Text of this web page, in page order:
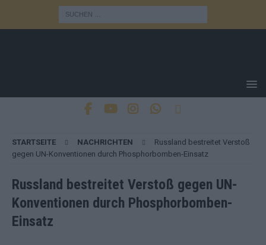
STARTSEITE NACHRICHTEN
Russland bestreitet Verstoß
gegen UN-Konventionen durch Phosphorbomben-Einsatz
Russland bestreitet Verstoß gegen UN-
Konventionen durch Phosphorbomben-
Einsatz